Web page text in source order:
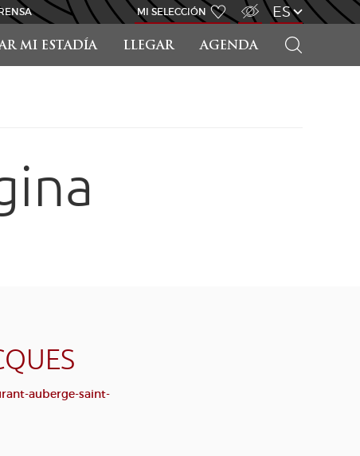
MI ESTADÍA LLEGAR AGENDA
MI SELECCIÓN ES
auberge-saint-